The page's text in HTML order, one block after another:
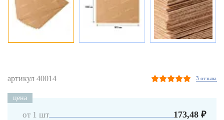
артикул 40014 3 отзыва
цена
от 1 шт 173,48 ₽